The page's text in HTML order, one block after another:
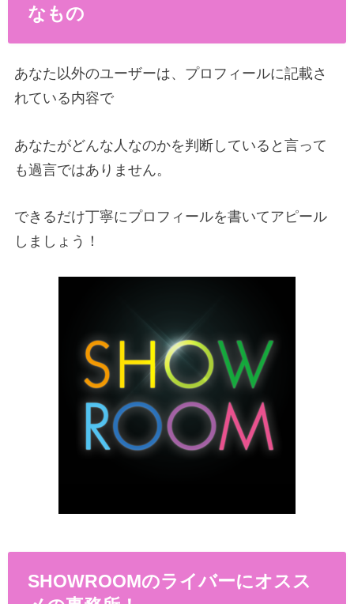
なもの
あなた以外のユーザーは、プロフィールに記載さ
れている内容で
あなたがどんな人なのかを判断していると言って
も過言ではありません。
できるだけ丁寧にプロフィールを書いてアピール
しましょう！
SHOWROOMのライバーにオスス